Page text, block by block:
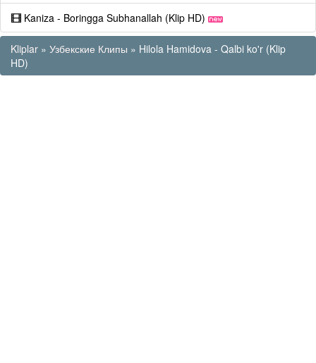
Kaniza - Boringga Subhanallah (Klip HD)
Kliplar » Узбекские Клипы » Hilola Hamidova - Qalbi ko'r (Klip
HD)